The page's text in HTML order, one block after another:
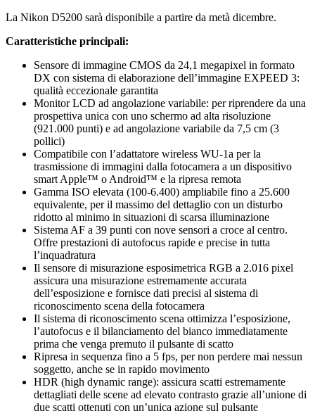
La Nikon D5200 sarà disponibile a partire da metà dicembre.
Caratteristiche principali:
Sensore di immagine CMOS da 24,1 megapixel in formato
DX con sistema di elaborazione dell’immagine EXPEED 3:
qualità eccezionale garantita
Monitor LCD ad angolazione variabile: per riprendere da una
prospettiva unica con uno schermo ad alta risoluzione
(921.000 punti) e ad angolazione variabile da 7,5 cm (3
pollici)
Compatibile con l’adattatore wireless WU-1a per la
trasmissione di immagini dalla fotocamera a un dispositivo
smart Apple™ o Android™ e la ripresa remota
Gamma ISO elevata (100-6.400) ampliabile fino a 25.600
equivalente, per il massimo del dettaglio con un disturbo
ridotto al minimo in situazioni di scarsa illuminazione
Sistema AF a 39 punti con nove sensori a croce al centro.
Offre prestazioni di autofocus rapide e precise in tutta
l’inquadratura
Il sensore di misurazione esposimetrica RGB a 2.016 pixel
assicura una misurazione estremamente accurata
dell’esposizione e fornisce dati precisi al sistema di
riconoscimento scena della fotocamera
Il sistema di riconoscimento scena ottimizza l’esposizione,
l’autofocus e il bilanciamento del bianco immediatamente
prima che venga premuto il pulsante di scatto
Ripresa in sequenza fino a 5 fps, per non perdere mai nessun
soggetto, anche se in rapido movimento
HDR (high dynamic range): assicura scatti estremamente
dettagliati delle scene ad elevato contrasto grazie all’unione di
due scatti ottenuti con un’unica azione sul pulsante